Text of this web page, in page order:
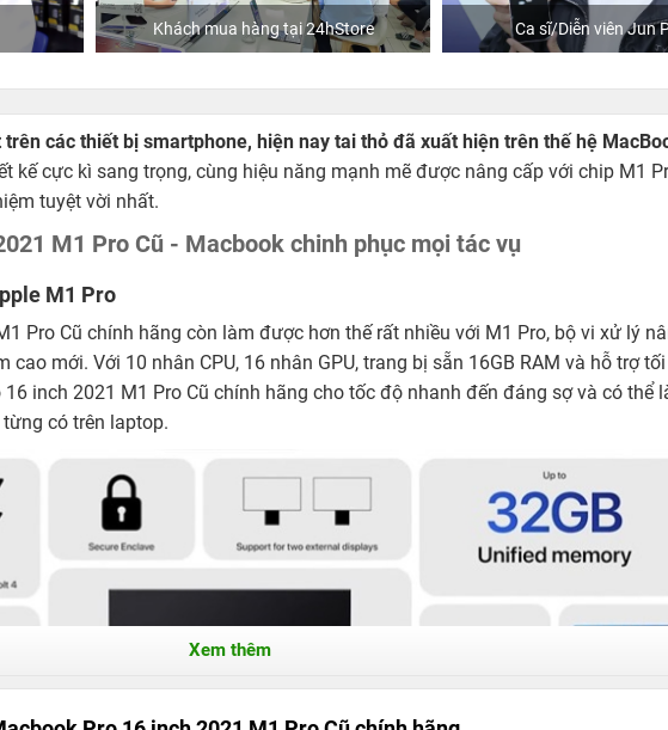
Khách mua hàng tại 24hStore Ca sĩ/Diễn viên Jun Phạm
các thiết bị smartphone, hiện nay tai thỏ đã xuất hiện trên thế hệ
kế cực kì sang trọng, cùng hiệu năng mạnh mẽ được nâng cấp với chip M1
tuyệt vời nhất.
M1 Pro Cũ - Macbook chinh phục mọi tác vụ
M1 Pro
Pro Cũ chính hãng còn làm được hơn thế rất nhiều với M1 Pro, bộ vi xử lý
mới. Với 10 nhân CPU, 16 nhân GPU, trang bị sẵn 16GB RAM và hỗ trợ
16 inch 2021 M1 Pro Cũ chính hãng cho tốc độ nhanh đến đáng sợ và có thể
có trên laptop.
Xem thêm